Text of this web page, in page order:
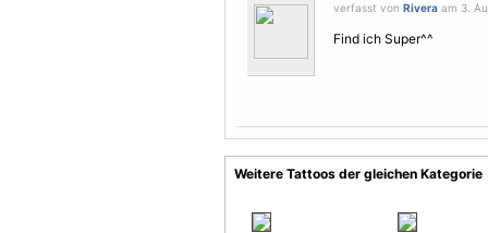
verfasst von Rivera am 3.
Find ich Super^^
Weitere Tattoos der gleichen Kategorie